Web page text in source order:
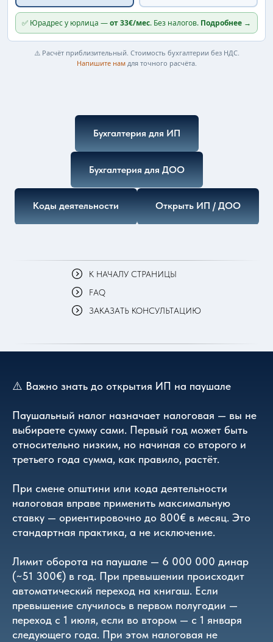
✅ Юрадрес у юрлица —от 33€/мес. Без налогов. Подробнее →
⚠️ Расчёт приблизительный. Стоимость бухгалтерии без НДС.
Напишите намдля точного расчёта.
Бухгалтерия для ИП
Бухгалтерия для ДОО
Коды деятельности Открыть ИП / ДОО
К НАЧАЛУ СТРАНИЦЫ
FAQ
ЗАКАЗАТЬ КОНСУЛЬТАЦИЮ
⚠️ Важно знать до открытия ИП на паушале
Паушальный налог назначает налоговая — вы не
выбираете сумму сами. Первый год может быть
относительно низким, но начиная со второго и
третьего года сумма, как правило, растёт.
При смене општини или кода деятельности
налоговая вправе применить максимальную
ставку — ориентировочно до 800€ в месяц. Это
стандартная практика, а не исключение.
Лимит оборота на паушале — 6 000 000 динар
(~51 300€) в год. При превышении происходит
автоматический переход на книгаш. Если
превышение случилось в первом полугодии —
переход с 1 июля, если во втором — с 1 января
следующего года. При этом налоговая не